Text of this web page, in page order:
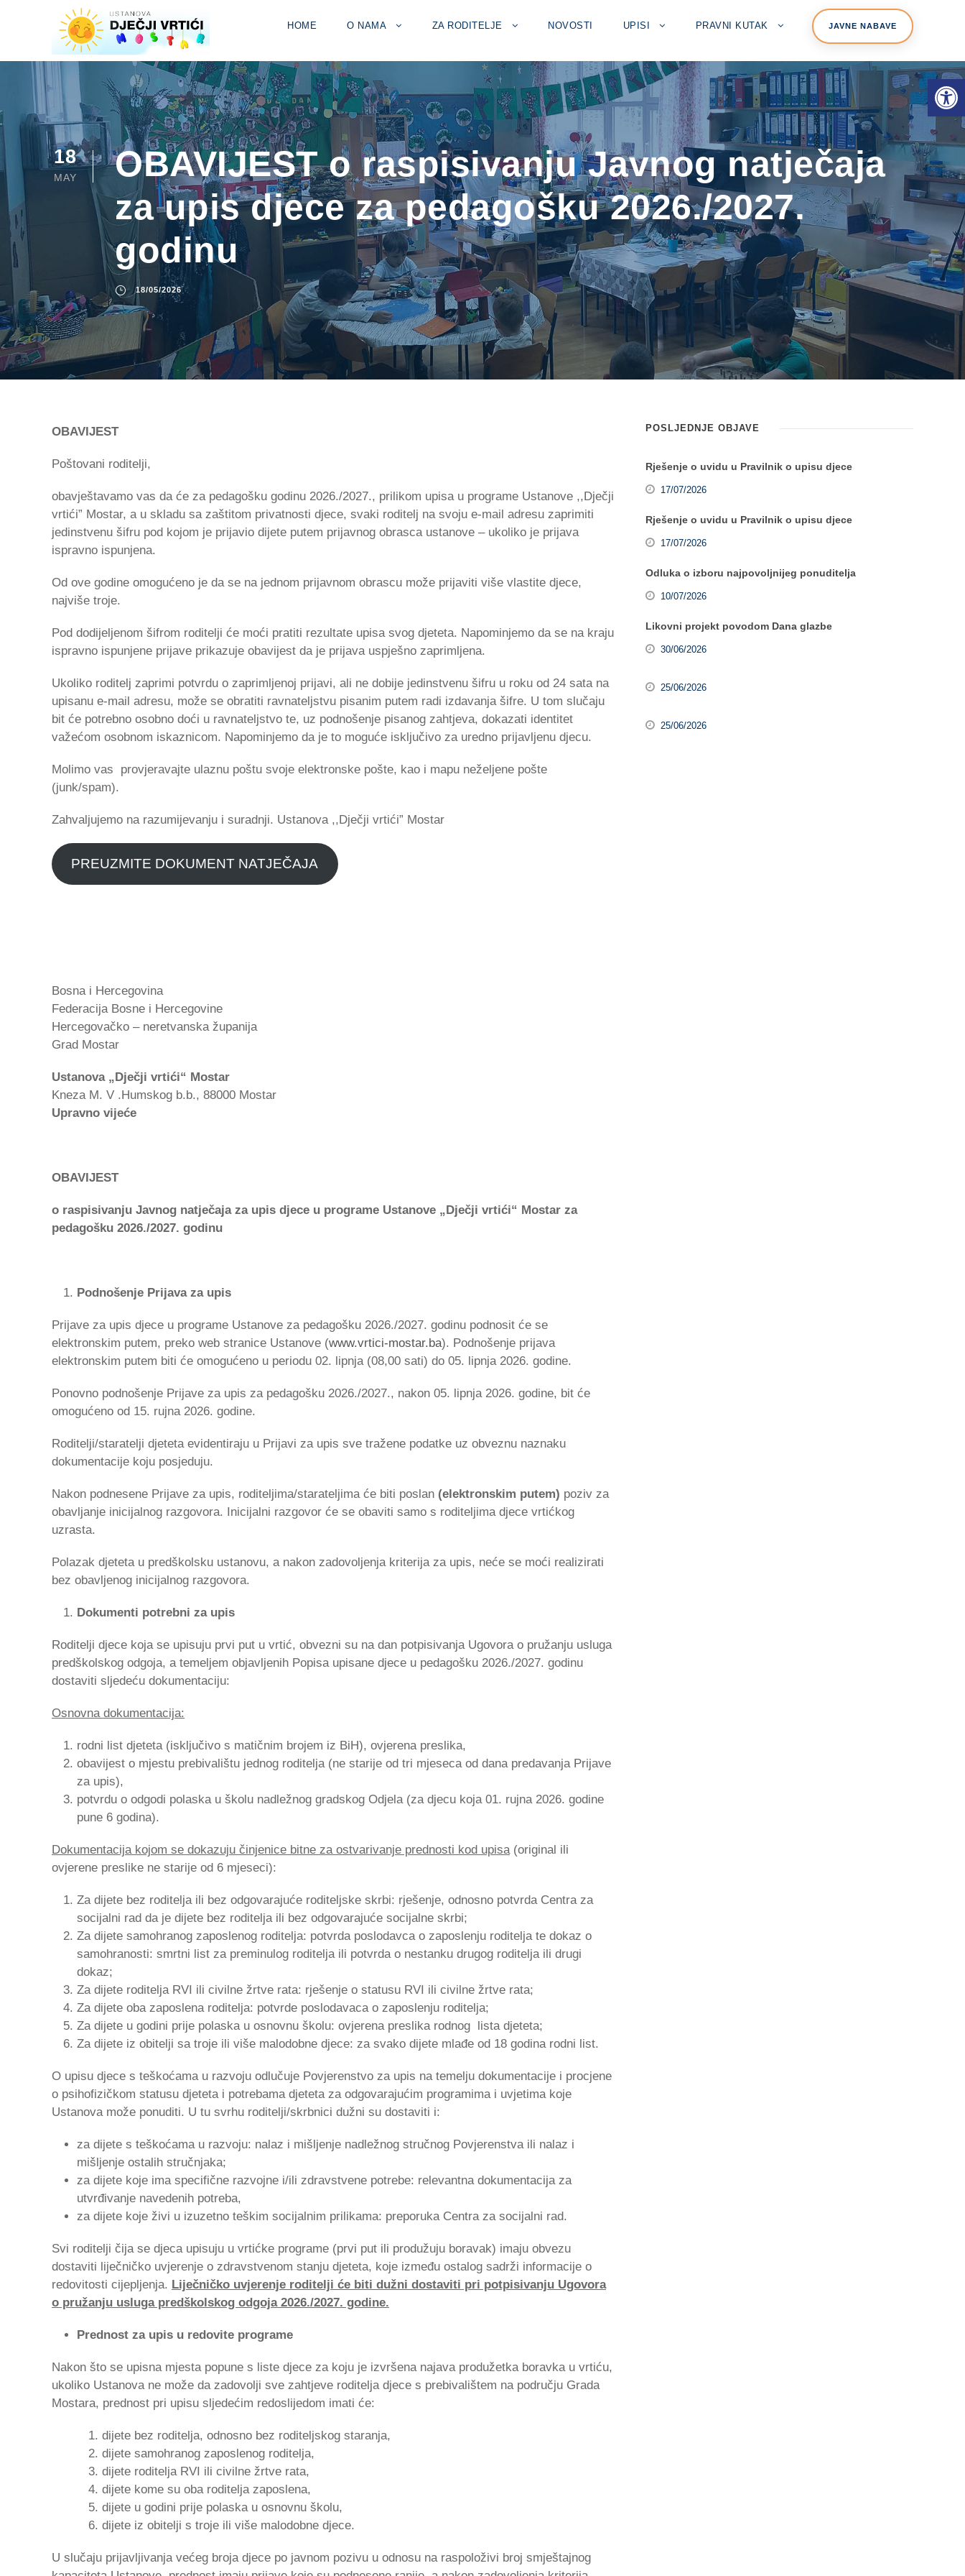
Open toolbar
HOME O NAMA ZA RODITELJE NOVOSTI UPISI PRAVNI KUTAK JAVNE NABAVE
18
MAY
OBAVIJEST o raspisivanju Javnog natječaja
za upis djece za pedagošku 2026./2027.
godinu
18/05/2026
OBAVIJEST
Poštovani roditelji,
obavještavamo vas da će za pedagošku godinu 2026./2027., prilikom upisa u programe Ustanove ,,Dječji
vrtići” Mostar, a u skladu sa zaštitom privatnosti djece, svaki roditelj na svoju e-mail adresu zaprimiti
jedinstvenu šifru pod kojom je prijavio dijete putem prijavnog obrasca ustanove – ukoliko je prijava
ispravno ispunjena.
Od ove godine omogućeno je da se na jednom prijavnom obrascu može prijaviti više vlastite djece,
najviše troje.
Pod dodijeljenom šifrom roditelji će moći pratiti rezultate upisa svog djeteta. Napominjemo da se na kraju
ispravno ispunjene prijave prikazuje obavijest da je prijava uspješno zaprimljena.
Ukoliko roditelj zaprimi potvrdu o zaprimljenoj prijavi, ali ne dobije jedinstvenu šifru u roku od 24 sata na
upisanu e-mail adresu, može se obratiti ravnateljstvu pisanim putem radi izdavanja šifre. U tom slučaju
bit će potrebno osobno doći u ravnateljstvo te, uz podnošenje pisanog zahtjeva, dokazati identitet
važećom osobnom iskaznicom. Napominjemo da je to moguće isključivo za uredno prijavljenu djecu.
Molimo vas provjeravajte ulaznu poštu svoje elektronske pošte, kao i mapu neželjene pošte
(junk/spam).
Zahvaljujemo na razumijevanju i suradnji. Ustanova ,,Dječji vrtići” Mostar
PREUZMITE DOKUMENT NATJEČAJA
Bosna i Hercegovina
Federacija Bosne i Hercegovine
Hercegovačko – neretvanska županija
Grad Mostar
Ustanova „Dječji vrtići“ Mostar
Kneza M. V .Humskog b.b., 88000 Mostar
Upravno vijeće
OBAVIJEST
o raspisivanju Javnog natječaja za upis djece u programe Ustanove „Dječji vrtići“ Mostar za
pedagošku 2026./2027. godinu
Podnošenje Prijava za upis
Prijave za upis djece u programe Ustanove za pedagošku 2026./2027. godinu podnosit će se
elektronskim putem, preko web stranice Ustanove (www.vrtici-mostar.ba). Podnošenje prijava
elektronskim putem biti će omogućeno u periodu 02. lipnja (08,00 sati) do 05. lipnja 2026. godine.
Ponovno podnošenje Prijave za upis za pedagošku 2026./2027., nakon 05. lipnja 2026. godine, bit će
omogućeno od 15. rujna 2026. godine.
Roditelji/staratelji djeteta evidentiraju u Prijavi za upis sve tražene podatke uz obveznu naznaku
dokumentacije koju posjeduju.
Nakon podnesene Prijave za upis, roditeljima/starateljima će biti poslan (elektronskim putem) poziv za
obavljanje inicijalnog razgovora. Inicijalni razgovor će se obaviti samo s roditeljima djece vrtićkog
uzrasta.
Polazak djeteta u predškolsku ustanovu, a nakon zadovoljenja kriterija za upis, neće se moći realizirati
bez obavljenog inicijalnog razgovora.
Dokumenti potrebni za upis
Roditelji djece koja se upisuju prvi put u vrtić, obvezni su na dan potpisivanja Ugovora o pružanju usluga
predškolskog odgoja, a temeljem objavljenih Popisa upisane djece u pedagošku 2026./2027. godinu
dostaviti sljedeću dokumentaciju:
Osnovna dokumentacija:
rodni list djeteta (isključivo s matičnim brojem iz BiH), ovjerena preslika,
obavijest o mjestu prebivalištu jednog roditelja (ne starije od tri mjeseca od dana predavanja Prijave
za upis),
potvrdu o odgodi polaska u školu nadležnog gradskog Odjela (za djecu koja 01. rujna 2026. godine
pune 6 godina).
Dokumentacija kojom se dokazuju činjenice bitne za ostvarivanje prednosti kod upisa(original ili
ovjerene preslike ne starije od 6 mjeseci):
Za dijete bez roditelja ili bez odgovarajuće roditeljske skrbi: rješenje, odnosno potvrda Centra za
socijalni rad da je dijete bez roditelja ili bez odgovarajuće socijalne skrbi;
Za dijete samohranog zaposlenog roditelja: potvrda poslodavca o zaposlenju roditelja te dokaz o
samohranosti: smrtni list za preminulog roditelja ili potvrda o nestanku drugog roditelja ili drugi
dokaz;
Za dijete roditelja RVI ili civilne žrtve rata: rješenje o statusu RVI ili civilne žrtve rata;
Za dijete oba zaposlena roditelja: potvrde poslodavaca o zaposlenju roditelja;
Za dijete u godini prije polaska u osnovnu školu: ovjerena preslika rodnog lista djeteta;
Za dijete iz obitelji sa troje ili više malodobne djece: za svako dijete mlađe od 18 godina rodni list.
O upisu djece s teškoćama u razvoju odlučuje Povjerenstvo za upis na temelju dokumentacije i procjene
o psihofizičkom statusu djeteta i potrebama djeteta za odgovarajućim programima i uvjetima koje
Ustanova može ponuditi. U tu svrhu roditelji/skrbnici dužni su dostaviti i:
za dijete s teškoćama u razvoju: nalaz i mišljenje nadležnog stručnog Povjerenstva ili nalaz i
mišljenje ostalih stručnjaka;
za dijete koje ima specifične razvojne i/ili zdravstvene potrebe: relevantna dokumentacija za
utvrđivanje navedenih potreba,
za dijete koje živi u izuzetno teškim socijalnim prilikama: preporuka Centra za socijalni rad.
Svi roditelji čija se djeca upisuju u vrtićke programe (prvi put ili produžuju boravak) imaju obvezu
dostaviti liječničko uvjerenje o zdravstvenom stanju djeteta, koje između ostalog sadrži informacije o
redovitosti cijepljenja. Liječničko uvjerenje roditelji će biti dužni dostaviti pri potpisivanju Ugovora
o pružanju usluga predškolskog odgoja 2026./2027. godine.
Prednost za upis u redovite programe
Nakon što se upisna mjesta popune s liste djece za koju je izvršena najava produžetka boravka u vrtiću,
ukoliko Ustanova ne može da zadovolji sve zahtjeve roditelja djece s prebivalištem na području Grada
Mostara, prednost pri upisu sljedećim redoslijedom imati će:
dijete bez roditelja, odnosno bez roditeljskog staranja,
dijete samohranog zaposlenog roditelja,
dijete roditelja RVI ili civilne žrtve rata,
dijete kome su oba roditelja zaposlena,
dijete u godini prije polaska u osnovnu školu,
dijete iz obitelji s troje ili više malodobne djece.
U slučaju prijavljivanja većeg broja djece po javnom pozivu u odnosu na raspoloživi broj smještajnog
POSLJEDNJE OBJAVE
Rješenje o uvidu u Pravilnik o upisu djece
17/07/2026
Rješenje o uvidu u Pravilnik o upisu djece
17/07/2026
Odluka o izboru najpovoljnijeg ponuditelja
10/07/2026
Likovni projekt povodom Dana glazbe
30/06/2026
25/06/2026
25/06/2026